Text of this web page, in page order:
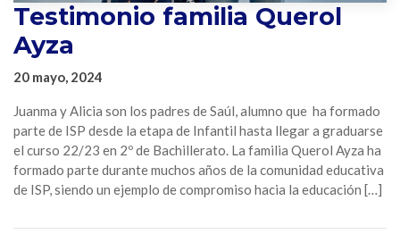
Testimonio familia Querol
Ayza
20 mayo, 2024
Juanma y Alicia son los padres de Saúl, alumno que ha formado
parte de ISP desde la etapa de Infantil hasta llegar a graduarse
el curso 22/23 en 2º de Bachillerato. La familia Querol Ayza ha
formado parte durante muchos años de la comunidad educativa
de ISP, siendo un ejemplo de compromiso hacia la educación […]